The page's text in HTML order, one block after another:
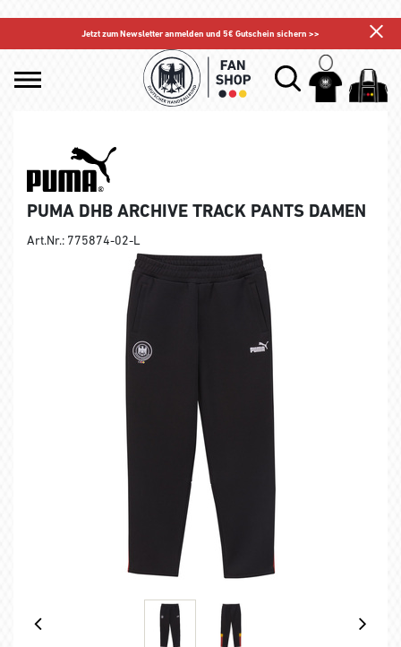
Jetzt zum Newsletter anmelden und 5€ Gutschein sichern >>
PUMA DHB ARCHIVE TRACK PANTS DAMEN
Art.Nr.: 775874-02-L